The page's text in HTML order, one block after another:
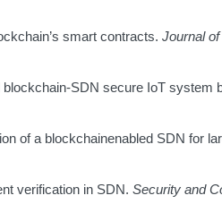
smart contracts. Journal
SDN secure IoT system
of a blockchainenabled SDN for
verification in SDN. Security and